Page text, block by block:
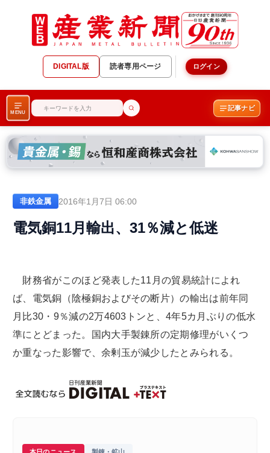
DIGITAL版 読者専用ページ ログイン
MENU
記事ナビ
非鉄金属 2016年1月7日 06:00
電気銅11月輸出、31％減と低迷
財務省がこのほど発表した11月の貿易統計によれ
ば、電気銅（陰極銅およびその断片）の輸出は前年同
月比30・9％減の2万4603トンと、4年5カ月ぶりの低水
準にとどまった。国内大手製錬所の定期修理がいくつ
か重なった影響で、余剰玉が減少したとみられる。